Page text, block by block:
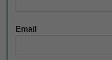
Email